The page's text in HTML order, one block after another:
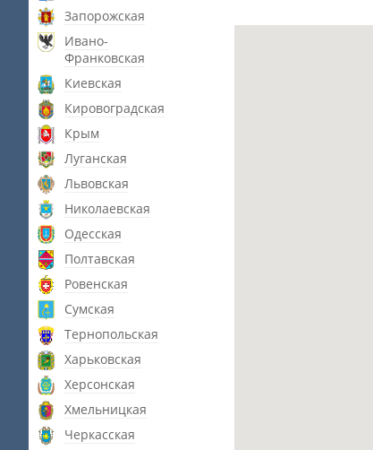
Запорожская
Ивано-
Франковская
Киевская
Кировоградская
Крым
Луганская
Львовская
Николаевская
Одесская
Полтавская
Ровенская
Сумская
Тернопольская
Харьковская
Херсонская
Хмельницкая
Черкасская